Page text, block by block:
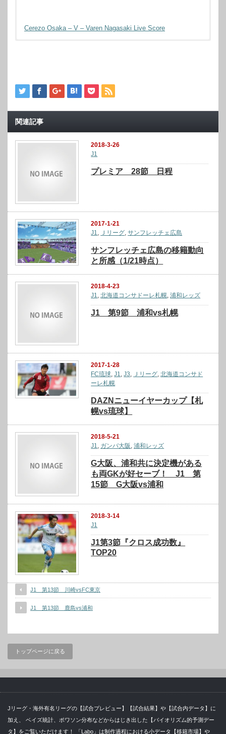
Cerezo Osaka – V – Varen Nagasaki Live Score
関連記事
2018-3-26
J1
プレミア 28節 日程
2017-1-21
J1, Ｊリーグ,サンフレッチェ広島
サンフレッチェ広島の移籍動向
と所感（1/21時点）
2018-4-23
J1,北海道コンサドーレ札幌,浦和レッズ
J1 第9節 浦和vs札幌
2017-1-28
FC琉球,J1,J3, Ｊリーグ,北海道コンサド
ーレ札幌
DAZNニューイヤーカップ【札
幌vs琉球】
2018-5-21
J1, ガンバ大阪 ,浦和レッズ
G大阪、浦和共に決定機がある
も両GKが好セーブ！ J1 第
15節 G大阪vs浦和
2018-3-14
J1
J1第3節『クロス成功数』
TOP20
J1 第13節 川崎vsFC東京
J1 第13節 鹿島vs浦和
トップページに戻る
Jリーグ・海外有名リーグの【試合プレビュー】【試合結果】や【試合内データ】に
加え、 ベイズ統計、ポワソン分布などからはじき出した【バイオリズム的予測デー
タ】をご覧いただけます！ 「Labo」は制作過程における小データ【移籍市場】や